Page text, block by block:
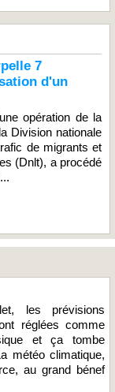
7
d'un
opération de la
Division nationale
de migrants et
(Dnlt), a procédé
les prévisions
réglées comme
et ça tombe
météo climatique,
au grand bénef